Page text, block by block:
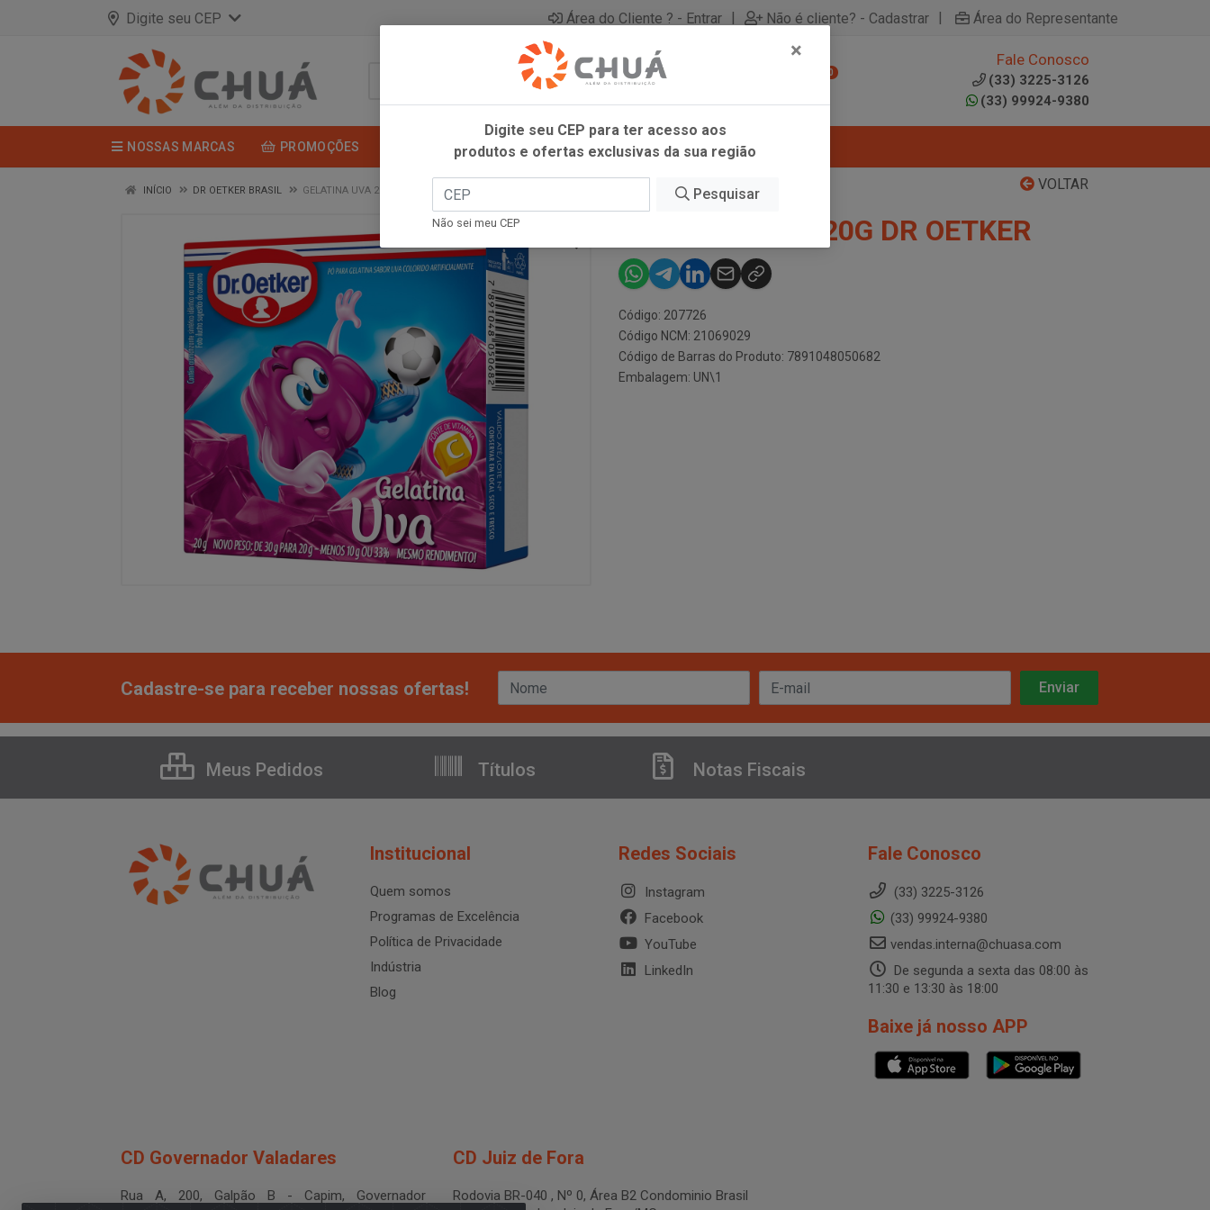
Digite seu CEP Área do Cliente ? - Entrar | Não é cliente? - Cadastrar | Área do Representante
0
Fale Conosco
(33) 3225-3126
(33) 99924-9380
NOSSAS MARCAS PROMOÇÕES
VOLTAR
INÍCIO DR OETKER BRASIL GELATINA UVA 20G DR OETKER
GELATINA UVA 20G DR OETKER
Código: 207726
Código NCM: 21069029
Código de Barras do Produto: 7891048050682
Embalagem: UN\1
Cadastre-se para receber nossas ofertas!
Meus Pedidos Títulos Notas Fiscais
Institucional
Quem somos
Programas de Excelência
Política de Privacidade
Indústria
Blog
Redes Sociais
Instagram
Facebook
YouTube
LinkedIn
Fale Conosco
(33) 3225-3126
(33) 99924-9380
vendas.interna@chuasa.com
De segunda a sexta das 08:00 às
11:30 e 13:30 às 18:00
Baixe já nosso APP
CD Governador Valadares
Rua A, 200, Galpão B - Capim, Governador
CD Juiz de Fora
Rodovia BR-040 , Nº 0, Área B2 Condominio Brasil
×
Digite seu CEP para ter acesso aos
produtos e ofertas exclusivas da sua região
Pesquisar
Não sei meu CEP